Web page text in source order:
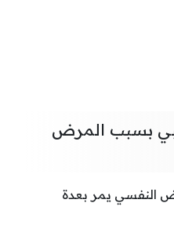
بسبب المرض
النفسي يمر بعدة